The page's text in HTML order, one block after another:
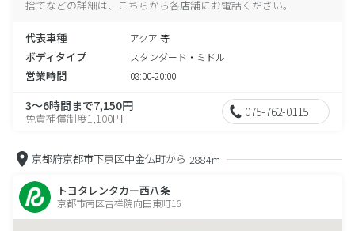
捨てなどの詳細は、こちらから各店舗にお電話ください。
代表車種 アクア 等
ボディタイプ スタンダード・ミドル
営業時間 08:00-20:00
3～6時間まで7,150円
免責補償制度1,100円 075-762-0115
京都府京都市下京区中金仏町から 2884m
トヨタレンタカー西八条
京都市南区吉祥院向田東町16